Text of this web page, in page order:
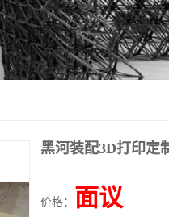
黑河装配3D打印定
价格： 面议